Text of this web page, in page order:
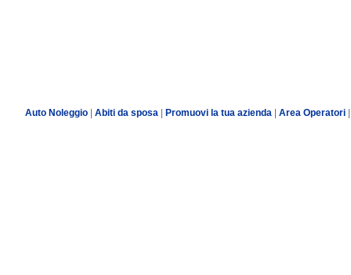
Auto Noleggio| Abiti da sposa| Promuovi la tua azienda Area Operatori